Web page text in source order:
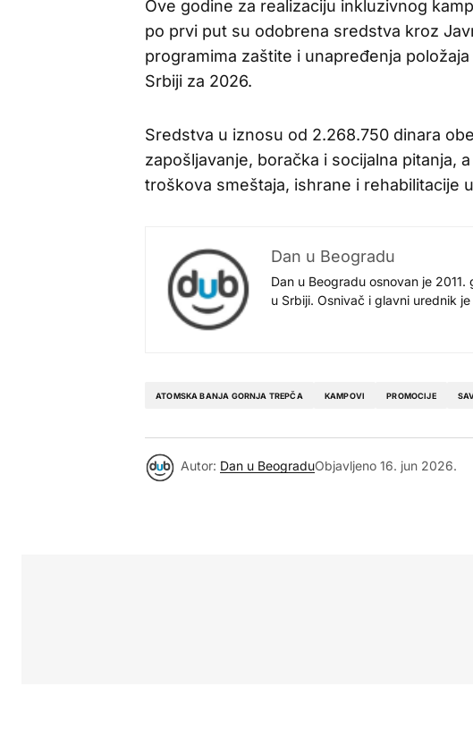
Ove godine za realizaciju inkluzivnog
po prvi put su odobrena sredstva kroz
programima zaštite i unapređenja
Srbiji za 2026.
Sredstva u iznosu od 2.268.750 dinara
zapošljavanje, boračka i socijalna pitanja,
troškova smeštaja, ishrane i rehabilitacije
Dan u Beogradu
Dan u Beogradu osnovan je
u Srbiji. Osnivač i glavni urednik
ATOMSKA BANJA GORNJA TREPČA KAMPOVI PROMOCIJE
Autor: Dan u BeograduObjavljeno 16. jun 2026.